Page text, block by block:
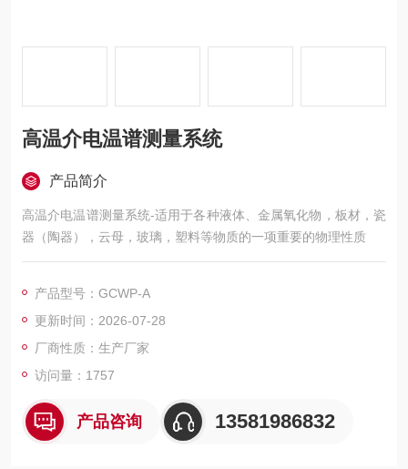
高温介电温谱测量系统
产品简介
高温介电温谱测量系统-适用于各种液体、金属氧化物，板材，瓷
器（陶器），云母，玻璃，塑料等物质的一项重要的物理性质
产品型号：GCWP-A
更新时间：2026-07-28
厂商性质：生产厂家
访问量：1757
产品咨询 13581986832